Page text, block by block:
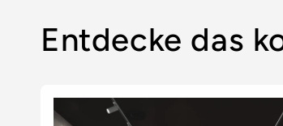
Entdecke das